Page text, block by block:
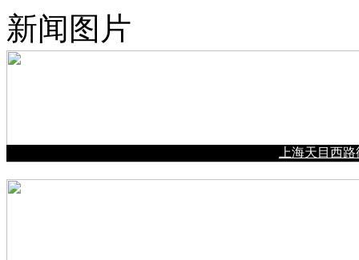
新闻图片
上海天目西